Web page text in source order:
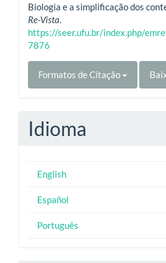
Biologia e a simplificação dos
Re-Vista
https://seer.ufu.br/index.php/
7876
Formatos de Citação
Idioma
English
Español
Português